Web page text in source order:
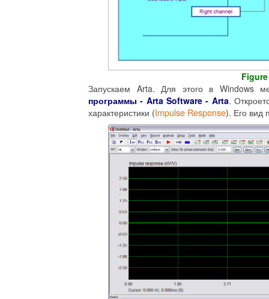
Запускаем Arta. Для этого в Windows
программы - Arta Software - Arta.
характеристики (Impulse Response). Его вид